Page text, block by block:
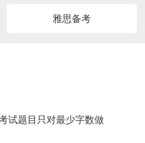
雅思备考
试题目只对最少字数做